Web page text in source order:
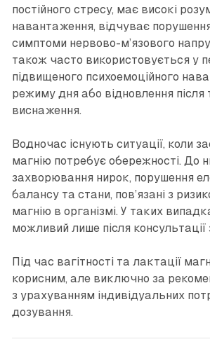
постійного стресу, має високі
навантаження, відчуває
симптоми нервово-м’язового
також часто використовується у
підвищеного психоемоційного
режиму дня або відновлення після
виснаження.
Водночас існують ситуації, коли
магнію потребує обережності. До
захворювання нирок, порушення
балансу та стани, пов’язані з
магнію в організмі. У таких
можливий лише після консультації
Під час вагітності та лактації
корисним, але виключно за
з урахуванням індивідуальних
дозування.